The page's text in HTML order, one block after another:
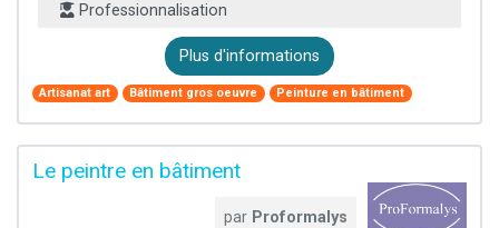
Professionnalisation
Plus d'informations
Artisanat art Bâtiment gros oeuvre Peinture en bâtiment
Le peintre en bâtiment
par Proformalys